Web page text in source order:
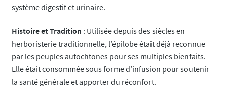
système digestif et urinaire.
Histoire et Tradition : Utilisée depuis des siècles en
herboristerie traditionnelle, l’épilobe était déjà reconnue
par les peuples autochtones pour ses multiples bienfaits.
Elle était consommée sous forme d’infusion pour soutenir
la santé générale et apporter du réconfort.